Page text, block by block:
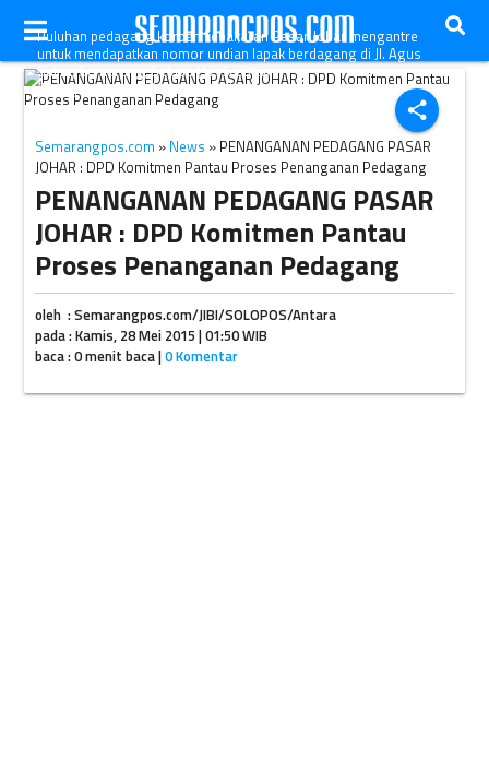
share
Puluhan pedagang korban kebakaran Pasar Johar mengantre
untuk mendapatkan nomor undian lapak berdagang di Jl. Agus
Salim, Semarang, Selasa (12/5/2015).
(Insetyonoto/JIBI/Solopos/dok)
Semarangpos.com » News » PENANGANAN PEDAGANG PASAR
JOHAR : DPD Komitmen Pantau Proses Penanganan Pedagang
PENANGANAN PEDAGANG PASAR
JOHAR : DPD Komitmen Pantau
Proses Penanganan Pedagang
oleh : Semarangpos.com/JIBI/SOLOPOS/Antara
pada : Kamis, 28 Mei 2015 | 01:50 WIB
baca : 0 menit baca |0 Komentar